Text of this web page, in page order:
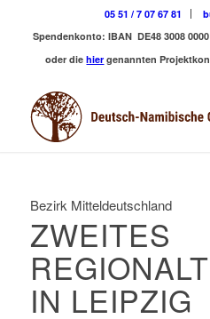
05 51 / 7 07 67 81
Spendenkonto: IBAN DE48 3008
oder diehier genannten
Bezirk Mitteldeutschland
ZWEITES
IN LEIPZIG